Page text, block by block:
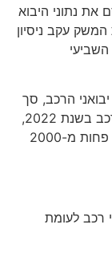
את נתוני היבוא
עקב ניסיון
הרכב, סך
270,023 כלי רכב, כמעט כמו מספר כלי הרכב בשנת 2022,
בא יובאו 268,131 כלי רכב (הפרש שולי של פחות מ-2000
עם 41,790 כלי רכב לעומת